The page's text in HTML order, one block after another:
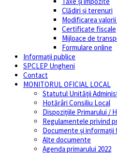
Clădiri și terenuri
Modificarea
Certificate fiscale
Mijloace de
Formulare online
Informații publice
SPCLEP Ungheni
Contact
MONITORUL OFICIAL LOCAL
Statutul Unităţii
Hotărâri Consiliu Local
Dispozițiile Primarului /
Regulamentele privind
Documente și informații
Alte documente
Agenda primarului 2022